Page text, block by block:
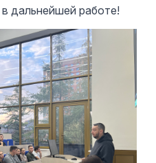
дальнейшей работе!